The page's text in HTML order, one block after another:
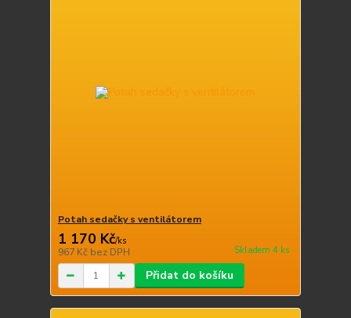
Potah sedačky s ventilátorem
1 170 Kč/ks
967 Kč bez DPH Skladem 4 ks
Přidat do košíku